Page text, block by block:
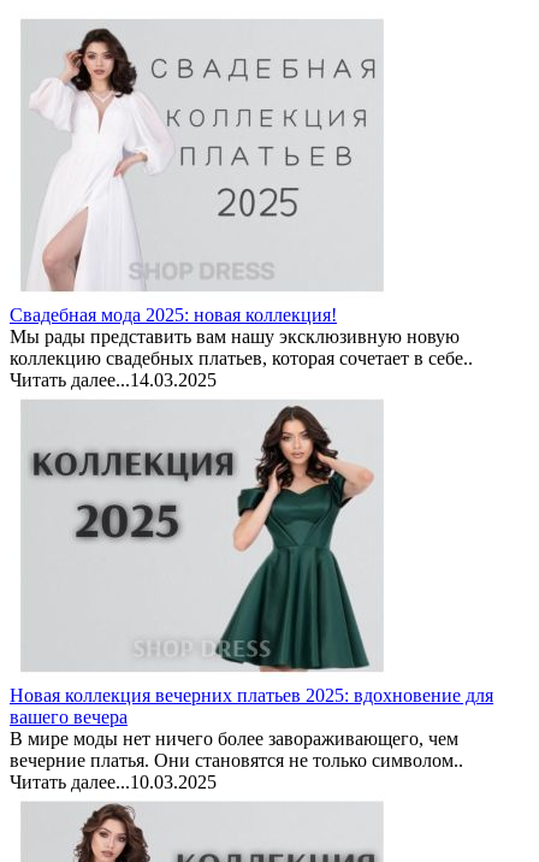
Свадебная мода 2025: новая коллекция!
Мы рады представить вам нашу эксклюзивную новую
коллекцию свадебных платьев, которая сочетает в себе..
Читать далее...14.03.2025
Новая коллекция вечерних платьев 2025: вдохновение для
вашего вечера
В мире моды нет ничего более завораживающего, чем
вечерние платья. Они становятся не только символом..
Читать далее...10.03.2025